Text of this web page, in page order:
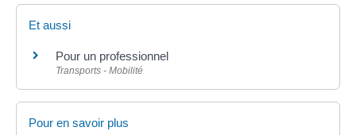
Et aussi
Pour un professionnel
Transports - Mobilité
Pour en savoir plus